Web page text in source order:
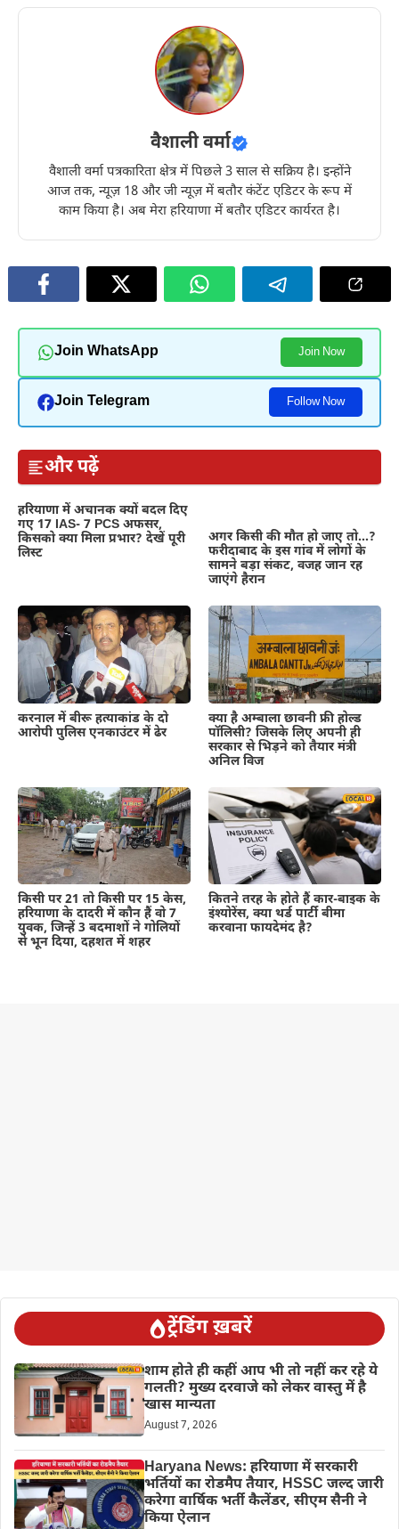
वैशाली वर्मा
वैशाली वर्मा पत्रकारिता क्षेत्र में पिछले 3 साल से सक्रिय है। इन्होंने
आज तक, न्यूज़ 18 और जी न्यूज़ में बतौर कंटेंट एडिटर के रूप में
काम किया है। अब मेरा हरियाणा में बतौर एडिटर कार्यरत है।
Join WhatsApp Join Now
Join Telegram Follow Now
और पढ़ें
हरियाणा में अचानक क्यों बदल दिए
गए 17 IAS- 7 PCS अफसर,
किसको क्या मिला प्रभार? देखें पूरी
लिस्ट
अगर किसी की मौत हो जाए तो…?
फरीदाबाद के इस गांव में लोगों के
सामने बड़ा संकट, वजह जान रह
जाएंगे हैरान
करनाल में बीरू हत्याकांड के दो
आरोपी पुलिस एनकाउंटर में ढेर
क्या है अम्बाला छावनी फ्री होल्ड
पॉलिसी? जिसके लिए अपनी ही
सरकार से भिड़ने को तैयार मंत्री
अनिल विज
किसी पर 21 तो किसी पर 15 केस,
हरियाणा के दादरी में कौन हैं वो 7
युवक, जिन्हें 3 बदमाशों ने गोलियों
से भून दिया, दहशत में शहर
कितने तरह के होते हैं कार-बाइक के
इंश्योरेंस, क्या थर्ड पार्टी बीमा
करवाना फायदेमंद है?
ट्रेंडिंग ख़बरें
शाम होते ही कहीं आप भी तो नहीं कर रहे ये
गलती? मुख्य दरवाजे को लेकर वास्तु में है
खास मान्यता
August 7, 2026
Haryana News: हरियाणा में सरकारी
भर्तियों का रोडमैप तैयार, HSSC जल्द जारी
करेगा वार्षिक भर्ती कैलेंडर, सीएम सैनी ने
किया ऐलान